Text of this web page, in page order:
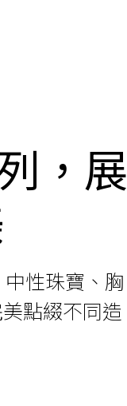
，展
性珠寶、胸
點綴不同造